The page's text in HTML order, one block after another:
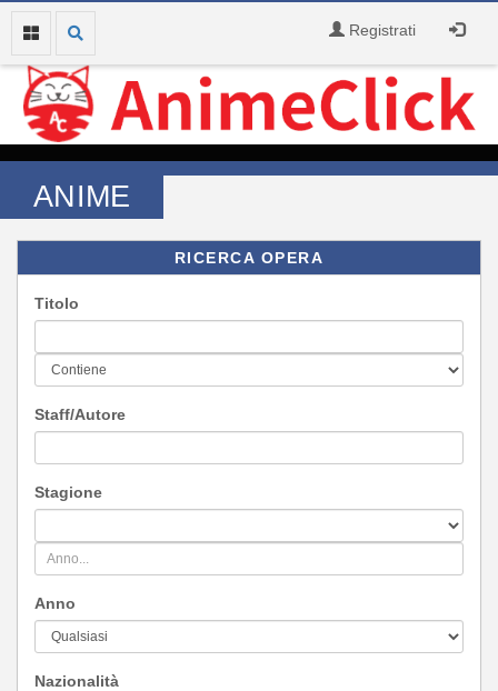
Registrati
ANIME
RICERCA OPERA
Titolo
Staff/Autore
Stagione
Anno
Nazionalità